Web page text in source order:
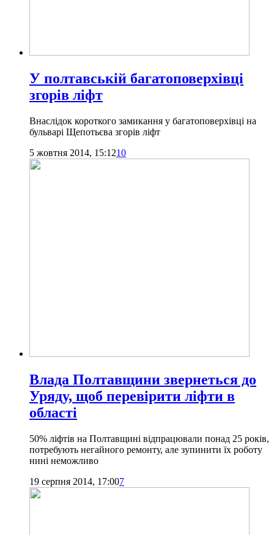
У полтавській багатоповерхівці
згорів ліфт
Внаслідок короткого замикання у багатоповерхівці на
бульварі Щепотьєва згорів ліфт
5 жовтня 2014, 15:1210
Влада Полтавщини звернеться до
Уряду, щоб перевірити ліфти в
області
50% ліфтів на Полтавщині відпрацювали понад 25 років,
потребують негайного ремонту, але зупинити їх роботу
нині неможливо
19 серпня 2014, 17:007